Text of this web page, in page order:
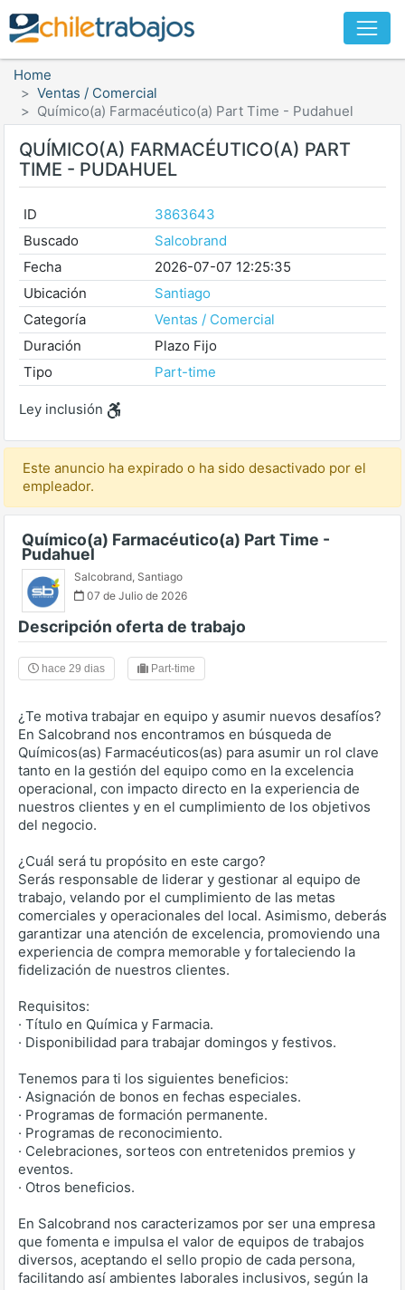
Home
Ventas / Comercial
Químico(a) Farmacéutico(a) Part Time - Pudahuel
QUÍMICO(A) FARMACÉUTICO(A) PART
TIME - PUDAHUEL
ID
3863643
Buscado
Salcobrand
Fecha
2026-07-07 12:25:35
Ubicación
Santiago
Categoría
Ventas / Comercial
Duración
Plazo Fijo
Tipo
Part-time
Ley inclusión
Este anuncio ha expirado o ha sido desactivado por el
empleador.
Químico(a) Farmacéutico(a) Part Time -
Pudahuel
Salcobrand, Santiago
07 de Julio de 2026
Descripción oferta de trabajo
hace 29 dias Part-time
¿Te motiva trabajar en equipo y asumir nuevos desafíos?
En Salcobrand nos encontramos en búsqueda de
Químicos(as) Farmacéuticos(as) para asumir un rol clave
tanto en la gestión del equipo como en la excelencia
operacional, con impacto directo en la experiencia de
nuestros clientes y en el cumplimiento de los objetivos
del negocio.
¿Cuál será tu propósito en este cargo?
Serás responsable de liderar y gestionar al equipo de
trabajo, velando por el cumplimiento de las metas
comerciales y operacionales del local. Asimismo, deberás
garantizar una atención de excelencia, promoviendo una
experiencia de compra memorable y fortaleciendo la
fidelización de nuestros clientes.
Requisitos:
· Título en Química y Farmacia.
· Disponibilidad para trabajar domingos y festivos.
Tenemos para ti los siguientes beneficios:
· Asignación de bonos en fechas especiales.
· Programas de formación permanente.
· Programas de reconocimiento.
· Celebraciones, sorteos con entretenidos premios y
eventos.
· Otros beneficios.
En Salcobrand nos caracterizamos por ser una empresa
que fomenta e impulsa el valor de equipos de trabajos
diversos, aceptando el sello propio de cada persona,
facilitando así ambientes laborales inclusivos, según la